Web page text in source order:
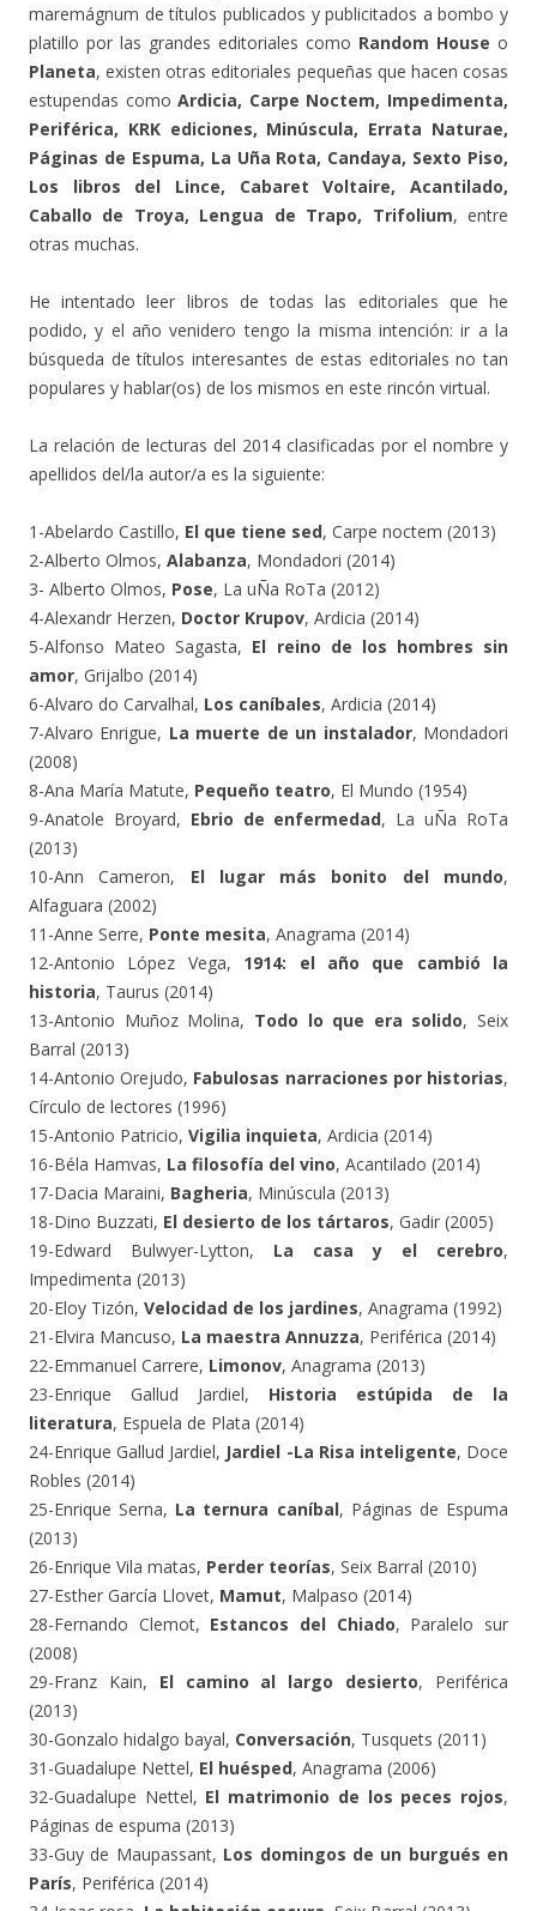
maremágnum de títulos publicados y publicitados a bombo y
platillo por las grandes editoriales como Random House o
Planeta, existen otras editoriales pequeñas que hacen cosas
estupendas comoArdicia, Carpe Noctem, Impedimenta,
Periférica, KRK ediciones, Minúscula, Errata Naturae,
Páginas de Espuma, La Uña Rota, Candaya, Sexto Piso,
Los libros del Lince, Cabaret Voltaire, Acantilado,
Caballo de Troya, Lengua de Trapo, Trifolium, entre
otras muchas.
He intentado leer libros de todas las editoriales que he
podido, y el año venidero tengo la misma intención: ir a la
búsqueda de títulos interesantes de estas editoriales no tan
populares y hablar(os) de los mismos en este rincón virtual.
La relación de lecturas del 2014 clasificadas por el nombre y
apellidos del/la autor/a es la siguiente:
1-Abelardo Castillo, El que tiene sed, Carpe noctem (2013)
2-Alberto Olmos, Alabanza, Mondadori (2014)
3- Alberto Olmos, Pose, La uÑa RoTa (2012)
4-Alexandr Herzen, Doctor Krupov, Ardicia (2014)
5-Alfonso Mateo Sagasta, El reino de los hombres sin
amor, Grijalbo (2014)
6-Alvaro do Carvalhal, Los caníbales, Ardicia (2014)
7-Alvaro Enrigue, La muerte de un instalador, Mondadori
(2008)
8-Ana María Matute, Pequeño teatro, El Mundo (1954)
9-Anatole Broyard, Ebrio de enfermedad, La uÑa RoTa
(2013)
10-Ann Cameron, El lugar más bonito del mundo,
Alfaguara (2002)
11-Anne Serre, Ponte mesita, Anagrama (2014)
12-Antonio López Vega, 1914: el año que cambió la
historia, Taurus (2014)
13-Antonio Muñoz Molina, Todo lo que era solido, Seix
Barral (2013)
14-Antonio Orejudo, Fabulosas narraciones por historias,
Círculo de lectores (1996)
15-Antonio Patricio, Vigilia inquieta, Ardicia (2014)
16-Béla Hamvas, La filosofía del vino, Acantilado (2014)
17-Dacia Maraini, Bagheria, Minúscula (2013)
18-Dino Buzzati, El desierto de los tártaros, Gadir (2005)
19-Edward Bulwyer-Lytton, La casa y el cerebro,
Impedimenta (2013)
20-Eloy Tizón, Velocidad de los jardines, Anagrama (1992)
21-Elvira Mancuso, La maestra Annuzza, Periférica (2014)
22-Emmanuel Carrere, Limonov, Anagrama (2013)
23-Enrique Gallud Jardiel, Historia estúpida de la
literatura, Espuela de Plata (2014)
24-Enrique Gallud Jardiel, Jardiel -La Risa inteligente, Doce
Robles (2014)
25-Enrique Serna, La ternura caníbal, Páginas de Espuma
(2013)
26-Enrique Vila matas, Perder teorías, Seix Barral (2010)
27-Esther García Llovet, Mamut, Malpaso (2014)
28-Fernando Clemot, Estancos del Chiado, Paralelo sur
(2008)
29-Franz Kain, El camino al largo desierto, Periférica
(2013)
30-Gonzalo hidalgo bayal, Conversación, Tusquets (2011)
31-Guadalupe Nettel, El huésped, Anagrama (2006)
32-Guadalupe Nettel, El matrimonio de los peces rojos,
Páginas de espuma (2013)
33-Guy de Maupassant, Los domingos de un burgués en
París, Periférica (2014)